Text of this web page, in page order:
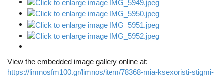
View the embedded image gallery online at:
https://limnosfm100.gr/limnos/item/78368-mia-ksexoristi-stigmi-